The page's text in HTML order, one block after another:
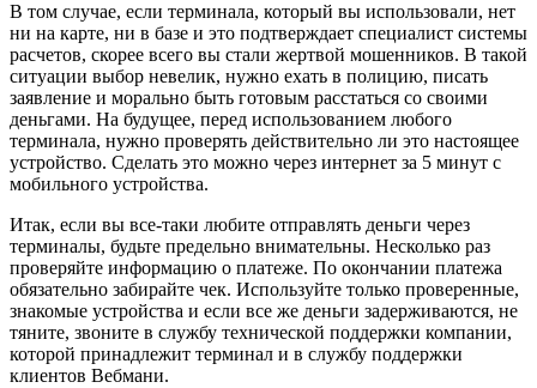
В том случае, если терминала, который вы использовали, нет
ни на карте, ни в базе и это подтверждает специалист системы
расчетов, скорее всего вы стали жертвой мошенников. В такой
ситуации выбор невелик, нужно ехать в полицию, писать
заявление и морально быть готовым расстаться со своими
деньгами. На будущее, перед использованием любого
терминала, нужно проверять действительно ли это настоящее
устройство. Сделать это можно через интернет за 5 минут с
мобильного устройства.
Итак, если вы все-таки любите отправлять деньги через
терминалы, будьте предельно внимательны. Несколько раз
проверяйте информацию о платеже. По окончании платежа
обязательно забирайте чек. Используйте только проверенные,
знакомые устройства и если все же деньги задерживаются, не
тяните, звоните в службу технической поддержки компании,
которой принадлежит терминал и в службу поддержки
клиентов Вебмани.